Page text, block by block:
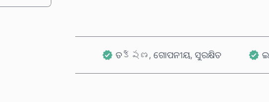
ତక్షణ, ଗୋପନୀୟ, ସୁରକ୍ଷିତ